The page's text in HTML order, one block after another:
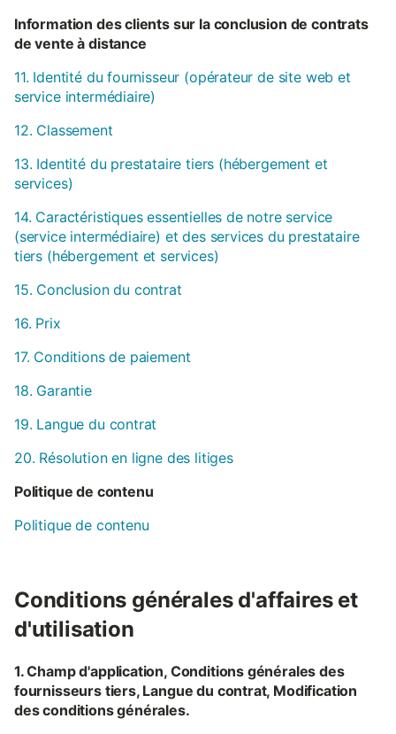
Information des clients sur la conclusion de contrats
de vente à distance
11. Identité du fournisseur (opérateur de site web et
service intermédiaire)
12. Classement
13. Identité du prestataire tiers (hébergement et
services)
14. Caractéristiques essentielles de notre service
(service intermédiaire) et des services du prestataire
tiers (hébergement et services)
15. Conclusion du contrat
16. Prix
17. Conditions de paiement
18. Garantie
19. Langue du contrat
20. Résolution en ligne des litiges
Politique de contenu
Politique de contenu
Conditions générales d'affaires et
d'utilisation
1. Champ d'application, Conditions générales des
fournisseurs tiers, Langue du contrat, Modification
des conditions générales.